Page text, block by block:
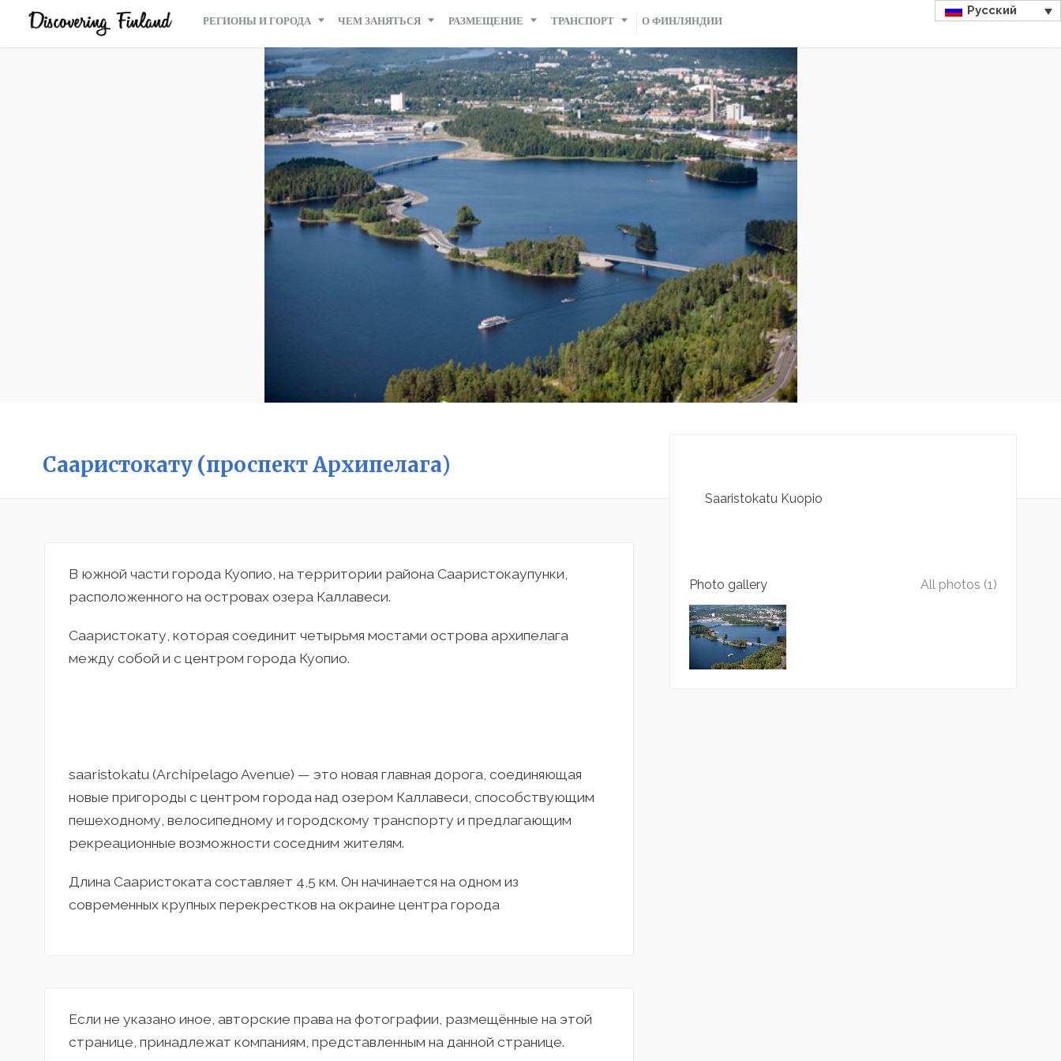
РЕГИОНЫ И ГОРОДА ЧЕМ ЗАНЯТЬСЯ РАЗМЕЩЕНИЕ ТРАНСПОРТ О ФИНЛЯНДИИ
Русский
Сааристокату (проспект Архипелага)
В южной части города Куопио, на территории района Сааристокаупунки,
расположенного на островах озера Каллавеси.
Сааристокату, которая соединит четырьмя мостами острова архипелага
между собой и с центром города Куопио.
saaristokatu (Archipelago Avenue) — это новая главная дорога, соединяющая
новые пригороды с центром города над озером Каллавеси, способствующим
пешеходному, велосипедному и городскому транспорту и предлагающим
рекреационные возможности соседним жителям.
Длина Сааристоката составляет 4,5 км. Он начинается на одном из
современных крупных перекрестков на окраине центра города
Если не указано иное, авторские права на фотографии, размещённые на этой
странице, принадлежат компаниям, представленным на данной странице.
Saaristokatu Kuopio
Photo gallery All photos (1)